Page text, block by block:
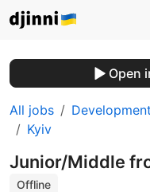
Open
All jobs Development
Kyiv
Junior/Middle
Offline